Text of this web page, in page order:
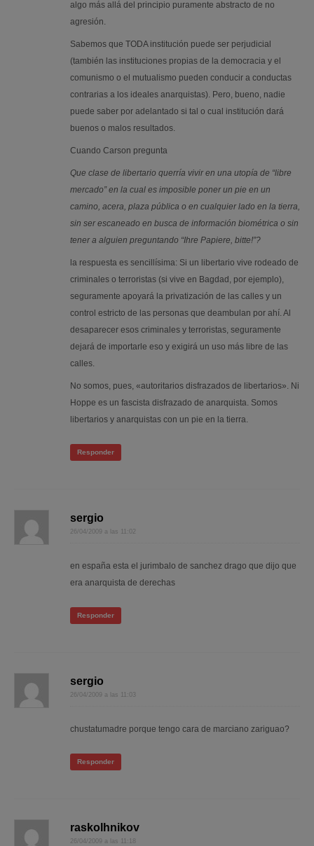
algo más allá del principio puramente abstracto de no
agresión.
Sabemos que TODA institución puede ser perjudicial
(también las instituciones propias de la democracia y el
comunismo o el mutualismo pueden conducir a conductas
contrarias a los ideales anarquistas). Pero, bueno, nadie
puede saber por adelantado si tal o cual institución dará
buenos o malos resultados.
Cuando Carson pregunta
Que clase de libertario querría vivir en una utopía de “libre
mercado” en la cual es imposible poner un pie en un
camino, acera, plaza pública o en cualquier lado en la tierra,
sin ser escaneado en busca de información biométrica o sin
tener a alguien preguntando “Ihre Papiere, bitte!”?
la respuesta es sencillísima: Si un libertario vive rodeado de
criminales o terroristas (si vive en Bagdad, por ejemplo),
seguramente apoyará la privatización de las calles y un
control estricto de las personas que deambulan por ahí. Al
desaparecer esos criminales y terroristas, seguramente
dejará de importarle eso y exigirá un uso más libre de las
calles.
No somos, pues, «autoritarios disfrazados de libertarios». Ni
Hoppe es un fascista disfrazado de anarquista. Somos
libertarios y anarquistas con un pie en la tierra.
Responder
sergio
26/04/2009 a las 11:02
en españa esta el jurimbalo de sanchez drago que dijo que
era anarquista de derechas
Responder
sergio
26/04/2009 a las 11:03
chustatumadre porque tengo cara de marciano zariguao?
Responder
raskolhnikov
26/04/2009 a las 11:18